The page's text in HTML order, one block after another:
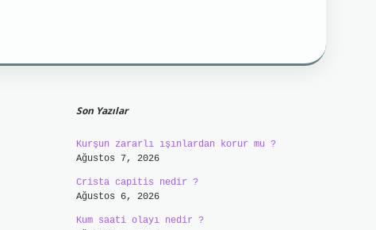
Son Yazılar
Kurşun zararlı ışınlardan korur mu ?
Ağustos 7, 2026
Crista capitis nedir ?
Ağustos 6, 2026
Kum saati olayı nedir ?